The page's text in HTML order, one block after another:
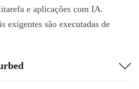
e aplicações com IA.
exigentes são executadas de
dispõe de um ecrã OLED de